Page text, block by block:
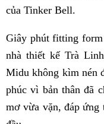
của Tinker Bell.
Giây phút fitting form
nhà thiết kế Trà
Midu không kìm nén
phúc vì bản thân đã
mơ vừa vặn, đáp ứng